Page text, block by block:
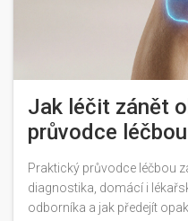
Jak léčit zánět
průvodce
Praktický průvodce léčbou
diagnostika, domácí i
odborníka a jak předejít